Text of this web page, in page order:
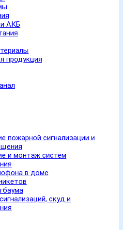
АКБ
продукция
пожарной сигнализации и
и монтаж систем
в доме
скуд и